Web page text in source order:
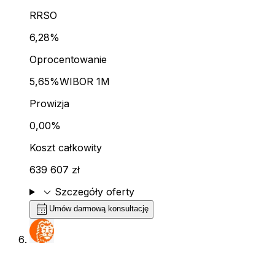
RRSO
6,28%
Oprocentowanie
5,65%WIBOR 1M
Prowizja
0,00%
Koszt całkowity
639 607 zł
expand_more Szczegóły oferty
calendar_month Umów darmową konsultację